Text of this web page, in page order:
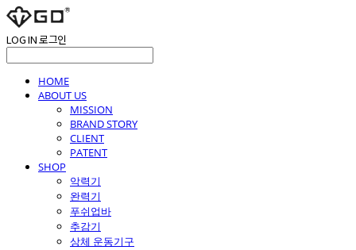
LOG IN로그인
HOME
ABOUT US
MISSION
BRAND STORY
CLIENT
PATENT
SHOP
악력기
완력기
푸쉬업바
추감기
상체 운동기구